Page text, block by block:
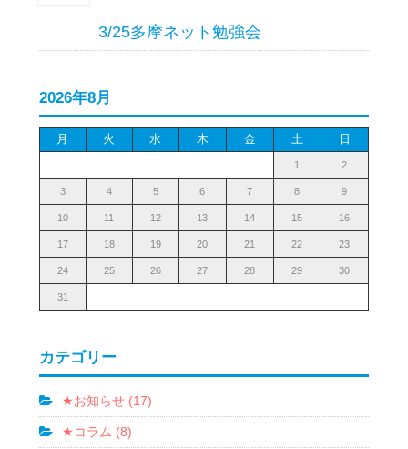
3/25多摩ネット勉強会
2026年8月
月 火 水 木 金 土 日
1 2
3 4 5 6 7 8 9
10 11 12 13 14 15 16
17 18 19 20 21 22 23
24 25 26 27 28 29 30
31
カテゴリー
★お知らせ (17)
★コラム (8)